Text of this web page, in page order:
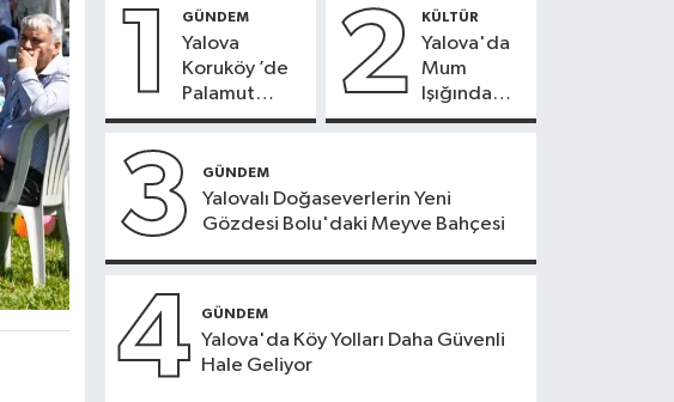
1 GÜNDEM
Yalova
Koruköy ’de
Palamut
Sezonu
2 KÜLTÜR
Yalova'da
Mum
Işığında
Konser
3 GÜNDEM
Yalovalı Doğaseverlerin Yeni
Gözdesi Bolu'daki Meyve Bahçesi
4 GÜNDEM
Yalova'da Köy Yolları Daha Güvenli
Hale Geliyor